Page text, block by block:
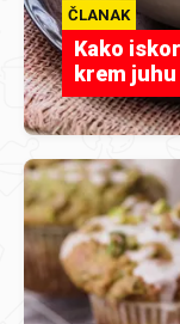
ČLANAK
Kako
krem juhu